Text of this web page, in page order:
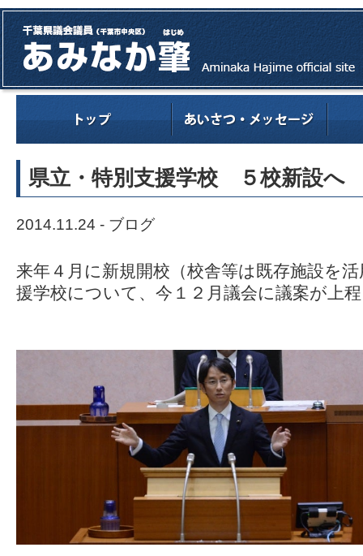
県立・特別支援学校 ５校新設へ
2014.11.24 - ブログ
来年４月に新規開校（校舎等は既存施設を
援学校について、今１２月議会に議案が上